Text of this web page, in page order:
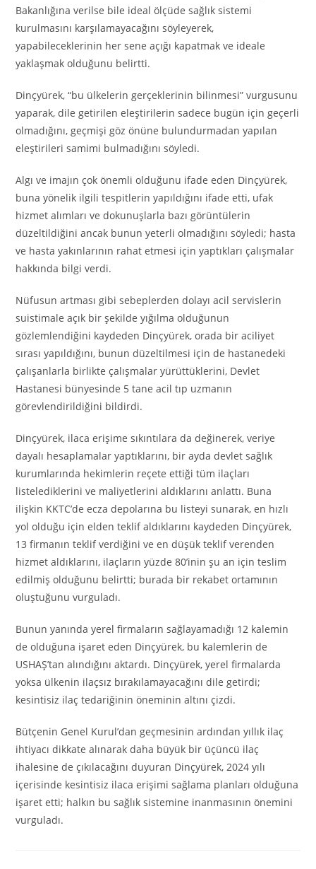
Bakanlığına verilse bile ideal ölçüde sağlık sistemi
kurulmasını karşılamayacağını söyleyerek,
yapabileceklerinin her sene açığı kapatmak ve ideale
yaklaşmak olduğunu belirtti.
Dinçyürek, “bu ülkelerin gerçeklerinin bilinmesi” vurgusunu
yaparak, dile getirilen eleştirilerin sadece bugün için geçerli
olmadığını, geçmişi göz önüne bulundurmadan yapılan
eleştirileri samimi bulmadığını söyledi.
Algı ve imajın çok önemli olduğunu ifade eden Dinçyürek,
buna yönelik ilgili tespitlerin yapıldığını ifade etti, ufak
hizmet alımları ve dokunuşlarla bazı görüntülerin
düzeltildiğini ancak bunun yeterli olmadığını söyledi; hasta
ve hasta yakınlarının rahat etmesi için yaptıkları çalışmalar
hakkında bilgi verdi.
Nüfusun artması gibi sebeplerden dolayı acil servislerin
suistimale açık bir şekilde yığılma olduğunun
gözlemlendiğini kaydeden Dinçyürek, orada bir aciliyet
sırası yapıldığını, bunun düzeltilmesi için de hastanedeki
çalışanlarla birlikte çalışmalar yürüttüklerini, Devlet
Hastanesi bünyesinde 5 tane acil tıp uzmanın
görevlendirildiğini bildirdi.
Dinçyürek, ilaca erişime sıkıntılara da değinerek, veriye
dayalı hesaplamalar yaptıklarını, bir ayda devlet sağlık
kurumlarında hekimlerin reçete ettiği tüm ilaçları
listelediklerini ve maliyetlerini aldıklarını anlattı. Buna
ilişkin KKTC’de ecza depolarına bu listeyi sunarak, en hızlı
yol olduğu için elden teklif aldıklarını kaydeden Dinçyürek,
13 firmanın teklif verdiğini ve en düşük teklif verenden
hizmet aldıklarını, ilaçların yüzde 80’inin şu an için teslim
edilmiş olduğunu belirtti; burada bir rekabet ortamının
oluştuğunu vurguladı.
Bunun yanında yerel firmaların sağlayamadığı 12 kalemin
de olduğuna işaret eden Dinçyürek, bu kalemlerin de
USHAŞ’tan alındığını aktardı. Dinçyürek, yerel firmalarda
yoksa ülkenin ilaçsız bırakılamayacağını dile getirdi;
kesintisiz ilaç tedariğinin öneminin altını çizdi.
Bütçenin Genel Kurul’dan geçmesinin ardından yıllık ilaç
ihtiyacı dikkate alınarak daha büyük bir üçüncü ilaç
ihalesine de çıkılacağını duyuran Dinçyürek, 2024 yılı
içerisinde kesintisiz ilaca erişimi sağlama planları olduğuna
işaret etti; halkın bu sağlık sistemine inanmasının önemini
vurguladı.